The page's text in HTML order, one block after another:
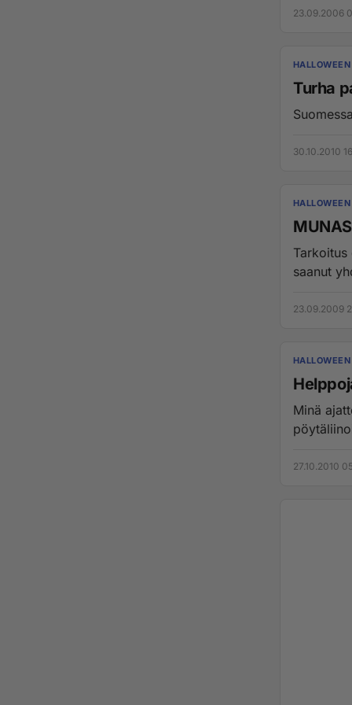
23.09.2006
HALLOWEEN
Turha
30.10.2010
HALLOWEEN
saanut
23.09.2009
HALLOWEEN
Minä
27.10.2010